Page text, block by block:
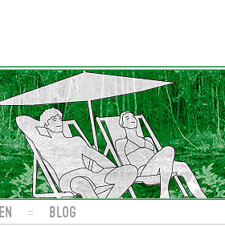
BLOG